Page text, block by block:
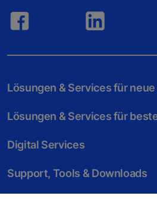
Lösungen & Services für
Lösungen & Services für
Digital Services
Support, Tools & Downloads